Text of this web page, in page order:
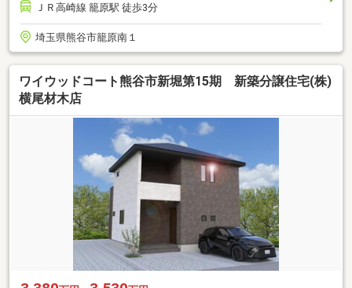
ＪＲ高崎線 籠原駅 徒歩3分
埼玉県熊谷市籠原南１
ワイウッドコート熊谷市新堀第15期 新築分譲住宅(株)
横尾材木店